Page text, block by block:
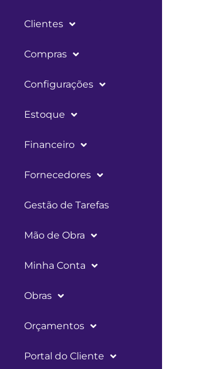
Clientes
Compras
Configurações
Estoque
Financeiro
Fornecedores
Gestão de Tarefas
Mão de Obra
Minha Conta
Obras
Orçamentos
Portal do Cliente